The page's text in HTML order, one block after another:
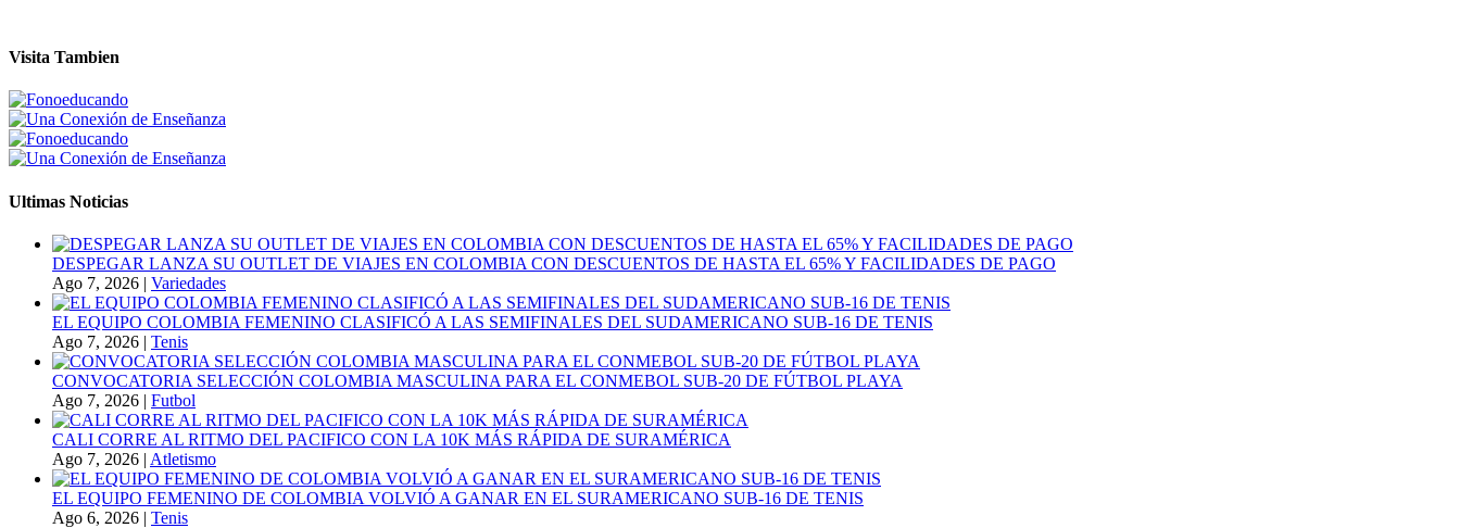
Visita Tambien
Ultimas Noticias
DESPEGAR LANZA SU OUTLET DE VIAJES EN COLOMBIA CON DESCUENTOS DE HASTA EL 65% Y FACILIDADES DE PAGO
Ago 7, 2026 | Variedades
EL EQUIPO COLOMBIA FEMENINO CLASIFICÓ A LAS SEMIFINALES DEL SUDAMERICANO SUB-16 DE TENIS
Ago 7, 2026 | Tenis
CONVOCATORIA SELECCIÓN COLOMBIA MASCULINA PARA EL CONMEBOL SUB-20 DE FÚTBOL PLAYA
Ago 7, 2026 | Futbol
CALI CORRE AL RITMO DEL PACIFICO CON LA 10K MÁS RÁPIDA DE SURAMÉRICA
Ago 7, 2026 | Atletismo
EL EQUIPO FEMENINO DE COLOMBIA VOLVIÓ A GANAR EN EL SURAMERICANO SUB-16 DE TENIS
Ago 6, 2026 | Tenis